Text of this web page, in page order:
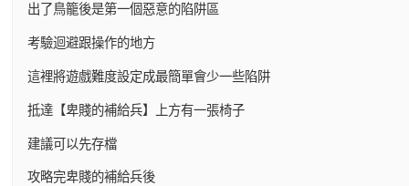
出了鳥籠後是第一個惡意的陷阱區
考驗迴避跟操作的地方
這裡將遊戲難度設定成最簡單會少一些陷阱
抵達【卑賤的補給兵】上方有一張椅子
建議可以先存檔
攻略完卑賤的補給兵後